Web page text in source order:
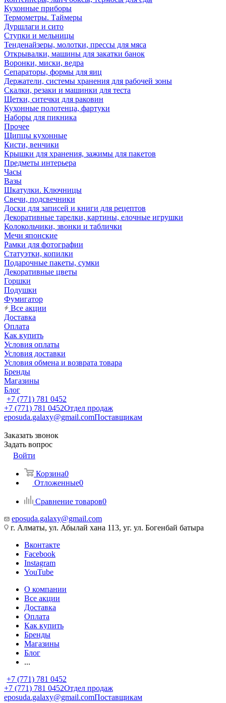
Кухонные приборы
Термометры. Таймеры
Дуршлаги и сито
Ступки и мельницы
Тенденайзеры, молотки, прессы для мяса
Открывалки, машины для закатки банок
Воронки, миски, ведра
Сепараторы, формы для яиц
Держатели, системы хранения для рабочей зоны
Скалки, резаки и машинки для теста
Щетки, ситечки для раковин
Кухонные полотенца, фартуки
Наборы для пикника
Прочее
Щипцы кухонные
Кисти, венчики
Крышки для хранения, зажимы для пакетов
Предметы интерьера
Часы
Вазы
Шкатулки. Ключницы
Свечи, подсвечники
Доски для записей и книги для рецептов
Декоративные тарелки, картины, елочные игрушки
Колокольчики, звонки и таблички
Мечи японские
Рамки для фотографии
Статуэтки, копилки
Подарочные пакеты, сумки
Декоративные цветы
Горшки
Подушки
Фумигатор
Все акции
Доставка
Оплата
Как купить
Условия оплаты
Условия доставки
Условия обмена и возврата товара
Бренды
Магазины
Блог
+7 (771) 781 0452
+7 (771) 781 0452Отдел продаж
eposuda.galaxy@gmail.comПоставщикам
Заказать звонок
Задать вопрос
Войти
Корзина0
Отложенные0
Сравнение товаров0
eposuda.galaxy@gmail.com
г. Алматы, ул. Абылай хана 113, уг. ул. Богенбай батыра
Вконтакте
Facebook
Instagram
YouTube
О компании
Все акции
Доставка
Оплата
Как купить
Бренды
Магазины
Блог
...
+7 (771) 781 0452
+7 (771) 781 0452Отдел продаж
eposuda.galaxy@gmail.comПоставщикам